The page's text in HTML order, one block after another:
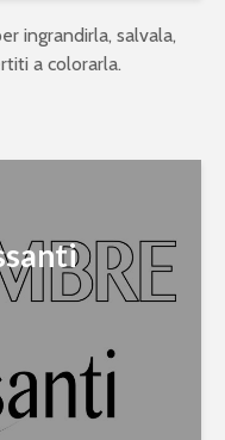
ingrandirla, salvala,
a colorarla.